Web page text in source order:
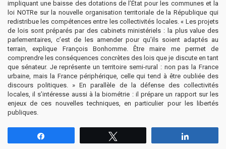
impliquant une baisse des dotations de l’État pour les communes et la
loi NOTRe sur la nouvelle organisation territoriale de la République qui
redistribue les compétences entre les collectivités locales. « Les projets
de lois sont préparés par des cabinets ministériels : la plus value des
parlementaires, c’est de les amender pour qu’ils soient adaptés au
terrain, explique François Bonhomme. Être maire me permet de
comprendre les conséquences concrètes des lois que je discute en tant
que sénateur. Je représente un territoire semi-rural : non pas la France
urbaine, mais la France périphérique, celle qui tend à être oubliée des
discours politiques. » En parallèle de la défense des collectivités
locales, il s’intéresse aussi à la biométrie : il prépare un rapport sur les
enjeux de ces nouvelles techniques, en particulier pour les libertés
publiques.